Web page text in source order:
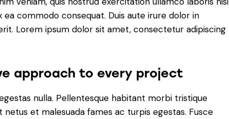
ea commodo consequat. Duis aute irure dolor in
Lorem ipsum dolor sit amet, consectetur adipiscing
approach to every project
nulla. Pellentesque habitant morbi tristique
netus et malesuada fames ac turpis egestas. Fusce